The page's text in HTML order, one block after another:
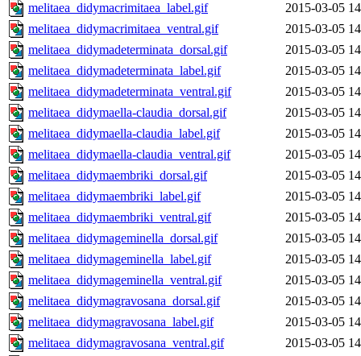
melitaea_didymacrimitaea_label.gif
2015-03-05
melitaea_didymacrimitaea_ventral.gif
2015-03-05
melitaea_didymadeterminata_dorsal.gif
2015-03-05
melitaea_didymadeterminata_label.gif
2015-03-05
melitaea_didymadeterminata_ventral.gif
2015-03-05
melitaea_didymaella-claudia_dorsal.gif
2015-03-05
melitaea_didymaella-claudia_label.gif
2015-03-05
melitaea_didymaella-claudia_ventral.gif
2015-03-05
melitaea_didymaembriki_dorsal.gif
2015-03-05
melitaea_didymaembriki_label.gif
2015-03-05
melitaea_didymaembriki_ventral.gif
2015-03-05
melitaea_didymageminella_dorsal.gif
2015-03-05
melitaea_didymageminella_label.gif
2015-03-05
melitaea_didymageminella_ventral.gif
2015-03-05
melitaea_didymagravosana_dorsal.gif
2015-03-05
melitaea_didymagravosana_label.gif
2015-03-05
melitaea_didymagravosana_ventral.gif
2015-03-05